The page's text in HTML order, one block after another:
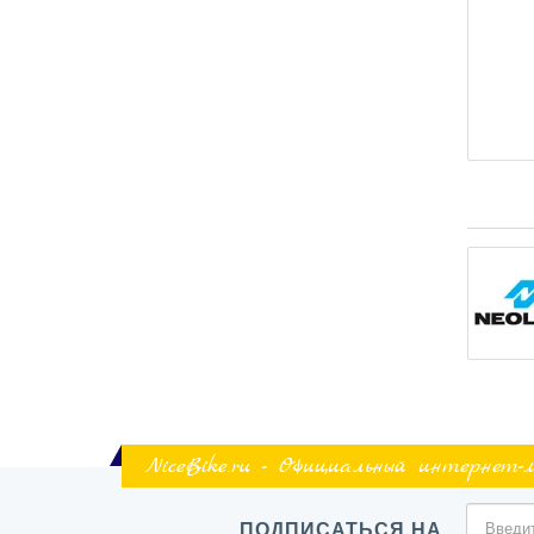
NiceBike.ru - Официальный интернет-
ПОДПИСАТЬСЯ НА